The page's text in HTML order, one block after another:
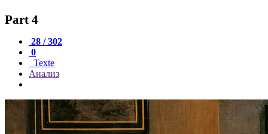
Part 4
28 / 302
0
Texte
Анализ